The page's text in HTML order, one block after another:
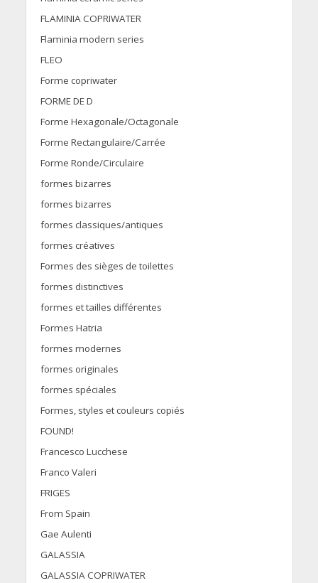
FLAMINIA COPRIWATER
Flaminia modern series
FLEO
Forme copriwater
FORME DE D
Forme Hexagonale/Octagonale
Forme Rectangulaire/Carrée
Forme Ronde/Circulaire
formes bizarres
formes bizarres
formes classiques/antiques
formes créatives
Formes des sièges de toilettes
formes distinctives
formes et tailles différentes
Formes Hatria
formes modernes
formes originales
formes spéciales
Formes, styles et couleurs copiés
FOUND!
Francesco Lucchese
Franco Valeri
FRIGES
From Spain
Gae Aulenti
GALASSIA
GALASSIA COPRIWATER